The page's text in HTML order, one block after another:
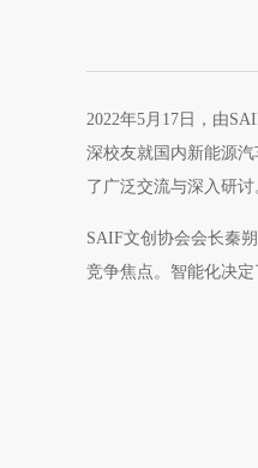
2022年5月17日，由
深校友就国内新能源
了广泛交流与深入研讨
SAIF文创协会会长秦
竞争焦点。智能化决